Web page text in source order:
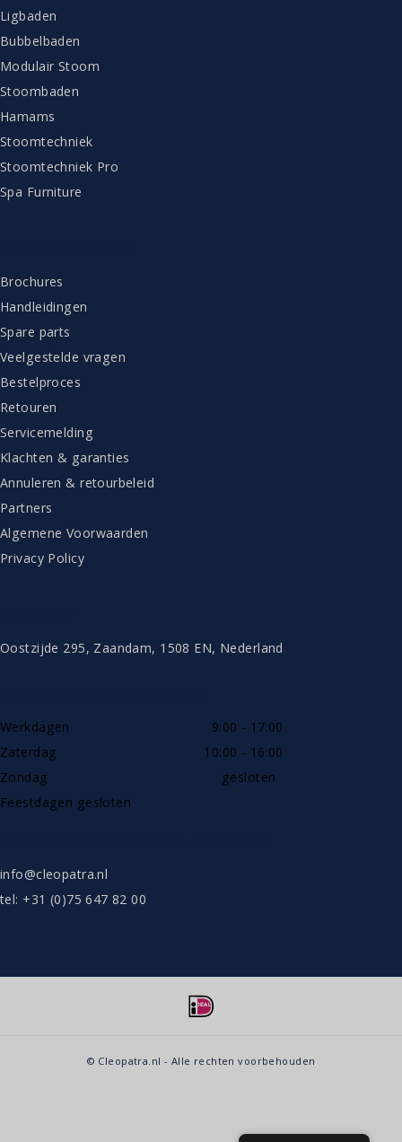
Ligbaden
Bubbelbaden
Modulair Stoom
Stoombaden
Hamams
Stoomtechniek
Stoomtechniek Pro
Spa Furniture
Brochures
Handleidingen
Spare parts
Veelgestelde vragen
Bestelproces
Retouren
Servicemelding
Klachten & garanties
Annuleren & retourbeleid
Partners
Algemene Voorwaarden
Privacy Policy
Oostzijde 295, Zaandam, 1508 EN, Nederland
Werkdagen
9:00 - 17:00
Zaterdag
10:00 - 16:00
Zondag
gesloten
Feestdagen gesloten
info@cleopatra.nl
tel: +31 (0)75 647 82 00
© Cleopatra.nl - Alle rechten voorbehouden